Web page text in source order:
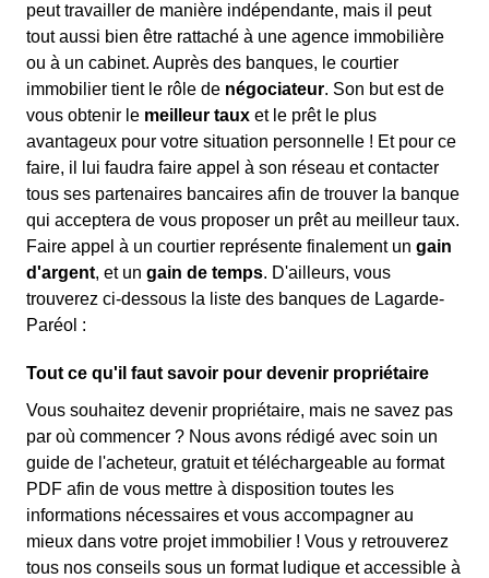
peut travailler de manière indépendante, mais il peut
tout aussi bien être rattaché à une agence immobilière
ou à un cabinet. Auprès des banques, le courtier
immobilier tient le rôle de négociateur. Son but est de
vous obtenir le meilleur taux et le prêt le plus
avantageux pour votre situation personnelle ! Et pour ce
faire, il lui faudra faire appel à son réseau et contacter
tous ses partenaires bancaires afin de trouver la banque
qui acceptera de vous proposer un prêt au meilleur taux.
Faire appel à un courtier représente finalement un gain
d'argent, et un gain de temps. D'ailleurs, vous
trouverez ci-dessous la liste des banques de Lagarde-
Paréol :
Tout ce qu'il faut savoir pour devenir propriétaire
Vous souhaitez devenir propriétaire, mais ne savez pas
par où commencer ? Nous avons rédigé avec soin un
guide de l'acheteur, gratuit et téléchargeable au format
PDF afin de vous mettre à disposition toutes les
informations nécessaires et vous accompagner au
mieux dans votre projet immobilier ! Vous y retrouverez
tous nos conseils sous un format ludique et accessible à